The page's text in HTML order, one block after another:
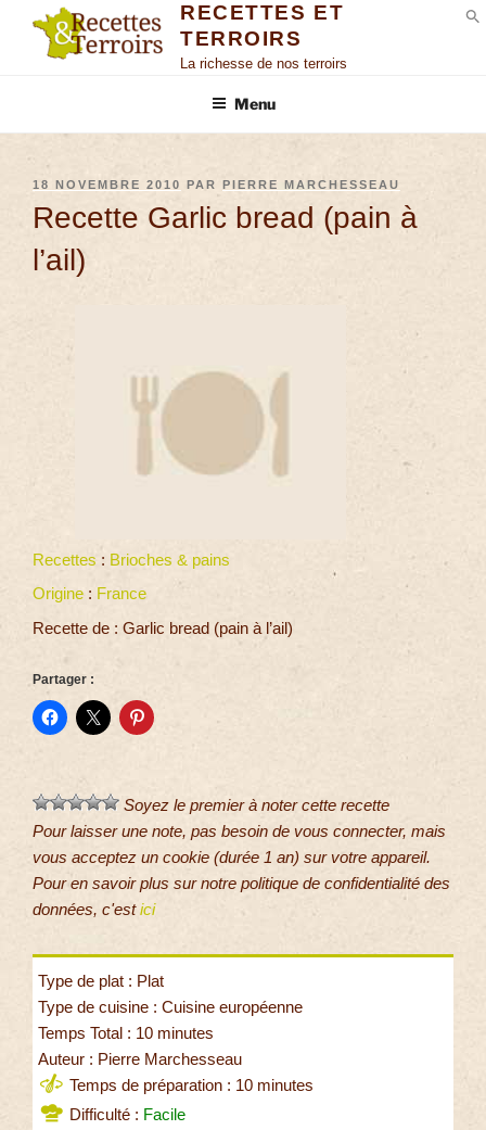
RECETTES ET
TERROIRS
La richesse de nos terroirs
Menu
18 NOVEMBRE 2010 PAR PIERRE MARCHESSEAU
Recette Garlic bread (pain à
l’ail)
Recettes : Brioches & pains
Origine : France
Recette de : Garlic bread (pain à l’ail)
Partager :
Soyez le premier à noter cette recette
Pour laisser une note, pas besoin de vous connecter, mais
vous acceptez un cookie (durée 1 an) sur votre appareil.
Pour en savoir plus sur notre politique de confidentialité des
données, c'estici
Type de plat : Plat
Type de cuisine : Cuisine européenne
Temps Total : 10 minutes
Auteur : Pierre Marchesseau
Temps de préparation : 10 minutes
Difficulté : Facile